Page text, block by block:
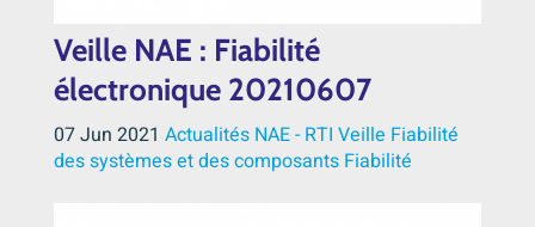
Veille NAE : Fiabilité
électronique 20210607
07 Jun 2021 Actualités NAE - RTI Veille Fiabilité
des systèmes et des composants Fiabilité